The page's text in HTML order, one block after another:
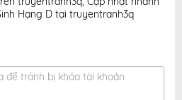
Hạng D tại truyentranh3q
để tránh bị khóa tài khoản